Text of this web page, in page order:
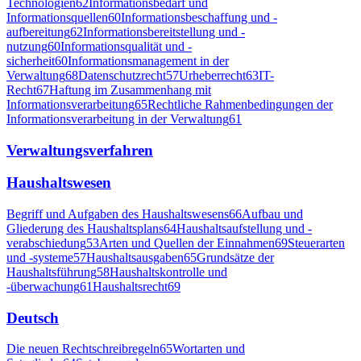
Informationsquellen60Informationsbeschaffung und -
aufbereitung62Informationsbereitstellung und -
nutzung60Informationsqualität und -
sicherheit60Informationsmanagement in der
Verwaltung68Datenschutzrecht57Urheberrecht63IT-
Recht67Haftung im Zusammenhang mit
Informationsverarbeitung65Rechtliche Rahmenbedingungen der
Informationsverarbeitung in der Verwaltung61
Verwaltungsverfahren
Haushaltswesen
Begriff und Aufgaben des Haushaltswesens66Aufbau und
Gliederung des Haushaltsplans64Haushaltsaufstellung und -
verabschiedung53Arten und Quellen der Einnahmen69Steuerarten
und -systeme57Haushaltsausgaben65Grundsätze der
Haushaltsführung58Haushaltskontrolle und
-überwachung61Haushaltsrecht69
Deutsch
Die neuen Rechtschreibregeln65Wortarten und